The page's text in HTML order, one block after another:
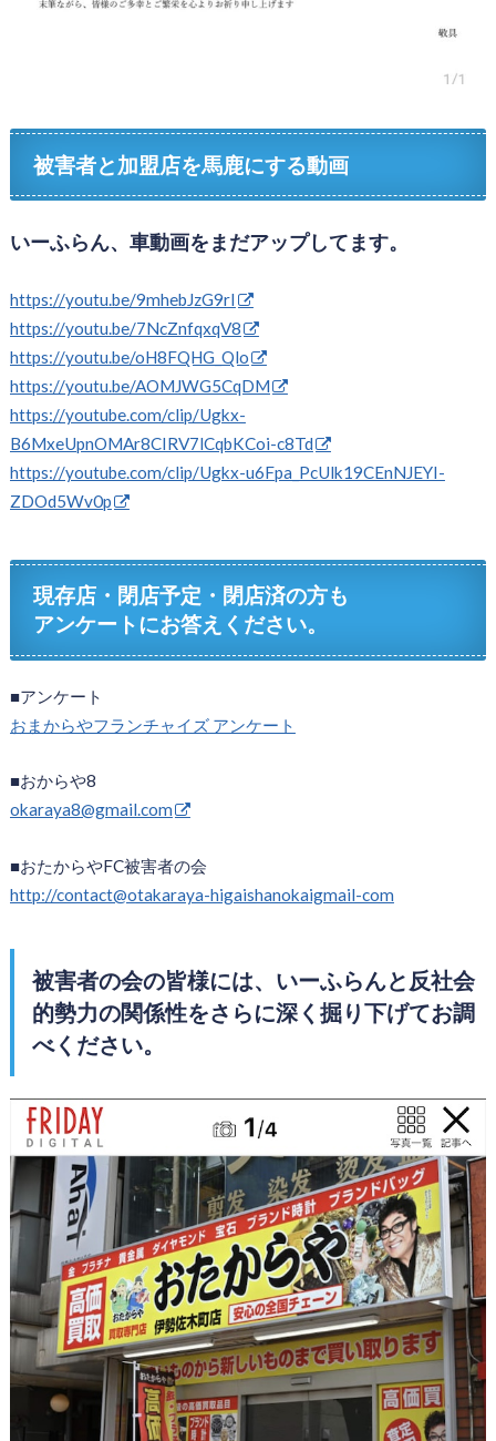
被害者と加盟店を馬鹿にする動画
いーふらん、車動画をまだアップしてます。
https://youtu.be/9mhebJzG9rI
https://youtu.be/7NcZnfqxqV8
https://youtu.be/oH8FQHG_Qlo
https://youtu.be/AOMJWG5CqDM
https://youtube.com/clip/Ugkx-
B6MxeUpnOMAr8CIRV7lCqbKCoi-c8Td
https://youtube.com/clip/Ugkx-u6Fpa_PcUlk19CEnNJEYI-
ZDOd5Wv0p
現存店・閉店予定・閉店済の方も
アンケートにお答えください。
■アンケート
おまからやフランチャイズ アンケート
■おからや8
okaraya8@gmail.com
■おたからやFC被害者の会
http://contact@otakaraya-higaishanokaigmail-com
被害者の会の皆様には、いーふらんと反社会
的勢力の関係性をさらに深く掘り下げてお調
べください。